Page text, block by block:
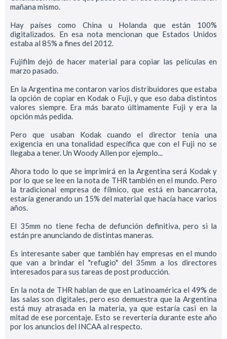
mañana mismo.
Hay países como China u Holanda que están 100%
digitalizados. En esa nota mencionan que Estados Unidos
estaba al 85% a fines del 2012.
Fujifilm dejó de hacer material para copiar las películas en
marzo pasado.
En la Argentina me contaron varios distribuidores que estaba
la opción de copiar en Kodak o Fuji, y que eso daba distintos
valores siempre. Era más barato últimamente Fuji y era la
opción más pedida.
Pero que usaban Kodak cuando el director tenía una
exigencia en una tonalidad específica que con el Fuji no se
llegaba a tener. Un Woody Allen por ejemplo...
Ahora todo lo que se imprimirá en la Argentina será Kodak y
por lo que se lee en la nota de THR también en el mundo. Pero
la tradicional empresa de fílmico, que está en bancarrota,
estaría generando un 15% del material que hacía hace varios
años.
El 35mm no tiene fecha de defunción definitiva, pero si la
están pre anunciando de distintas maneras.
Es interesante saber que también hay empresas en el mundo
que van a brindar el "refugio" del 35mm a los directores
interesados para sus tareas de post producción.
En la nota de THR hablan de que en Latinoamérica el 49% de
las salas son digitales, pero eso demuestra que la Argentina
está muy atrasada en la materia, ya que estaría casi en la
mitad de ese porcentaje. Esto se revertería durante este año
por los anuncios del INCAA al respecto.